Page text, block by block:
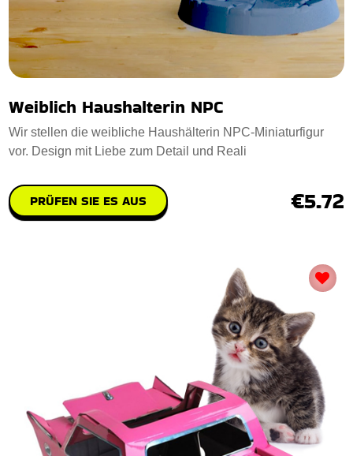
Weiblich Haushalterin NPC
Wir stellen die weibliche Haushälterin NPC-Miniaturfigur
vor. Design mit Liebe zum Detail und Reali
PRÜFEN SIE ES AUS €5.72